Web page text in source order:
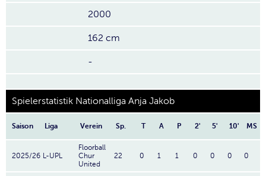
2000
162 cm
-
Spielerstatistik Nationalliga Anja Jakob
Saison Liga Verein Sp. T A P 2' 5' 10' MS
2025/26 L-UPL
Floorball
Chur
United
22 0 1 1 0 0 0 0